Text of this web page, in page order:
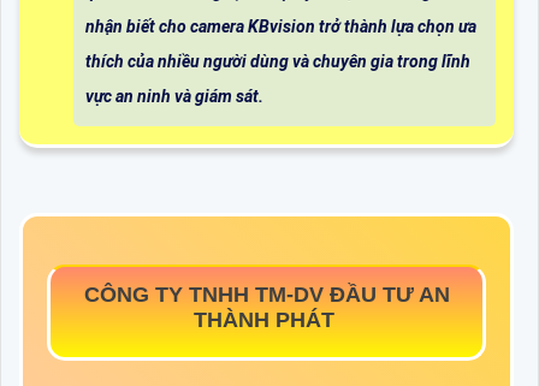
nhận biết cho camera KBvision trở thành lựa chọn ưa
thích của nhiều người dùng và chuyên gia trong lĩnh
vực an ninh và giám sát.
CÔNG TY TNHH TM-DV ĐẦU TƯ AN
THÀNH PHÁT